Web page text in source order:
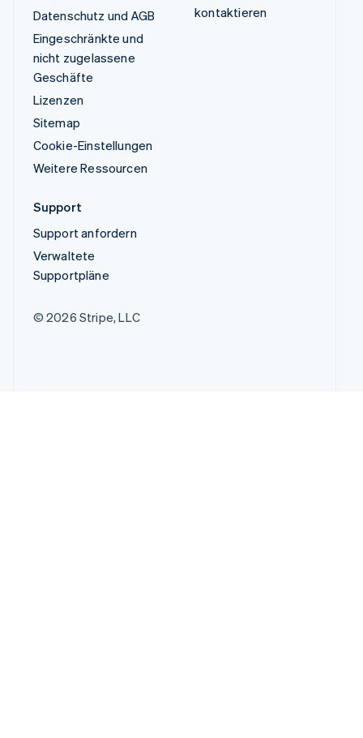
Datenschutz und AGB
Eingeschränkte und
nicht zugelassene
Geschäfte
Lizenzen
Sitemap
Cookie-Einstellungen
Weitere Ressourcen
kontaktieren
Support
Support anfordern
Verwaltete
Supportpläne
© 2026 Stripe, LLC